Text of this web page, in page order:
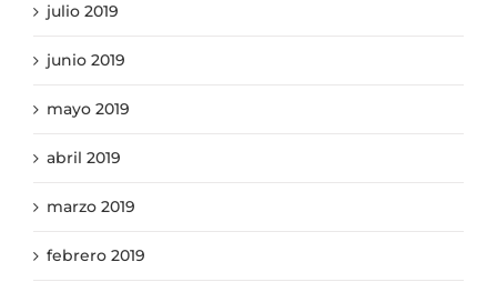
julio 2019
junio 2019
mayo 2019
abril 2019
marzo 2019
febrero 2019